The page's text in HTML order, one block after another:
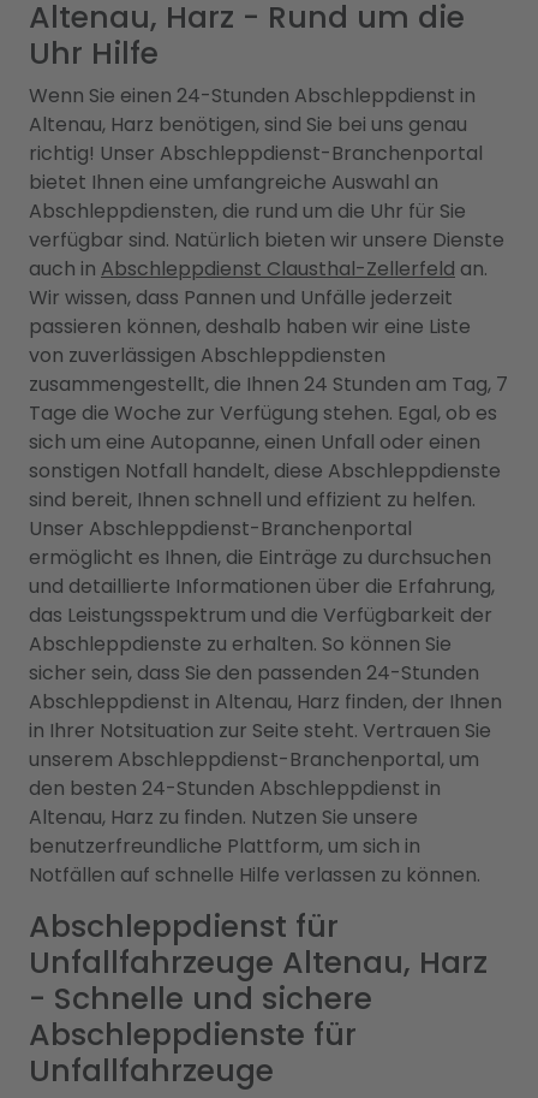
Altenau, Harz - Rund um die
Uhr Hilfe
Wenn Sie einen 24-Stunden Abschleppdienst in
Altenau, Harz benötigen, sind Sie bei uns genau
richtig! Unser Abschleppdienst-Branchenportal
bietet Ihnen eine umfangreiche Auswahl an
Abschleppdiensten, die rund um die Uhr für Sie
verfügbar sind. Natürlich bieten wir unsere Dienste
auch in Abschleppdienst Clausthal-Zellerfeld an.
Wir wissen, dass Pannen und Unfälle jederzeit
passieren können, deshalb haben wir eine Liste
von zuverlässigen Abschleppdiensten
zusammengestellt, die Ihnen 24 Stunden am Tag, 7
Tage die Woche zur Verfügung stehen. Egal, ob es
sich um eine Autopanne, einen Unfall oder einen
sonstigen Notfall handelt, diese Abschleppdienste
sind bereit, Ihnen schnell und effizient zu helfen.
Unser Abschleppdienst-Branchenportal
ermöglicht es Ihnen, die Einträge zu durchsuchen
und detaillierte Informationen über die Erfahrung,
das Leistungsspektrum und die Verfügbarkeit der
Abschleppdienste zu erhalten. So können Sie
sicher sein, dass Sie den passenden 24-Stunden
Abschleppdienst in Altenau, Harz finden, der Ihnen
in Ihrer Notsituation zur Seite steht. Vertrauen Sie
unserem Abschleppdienst-Branchenportal, um
den besten 24-Stunden Abschleppdienst in
Altenau, Harz zu finden. Nutzen Sie unsere
benutzerfreundliche Plattform, um sich in
Notfällen auf schnelle Hilfe verlassen zu können.
Abschleppdienst für
Unfallfahrzeuge Altenau, Harz
- Schnelle und sichere
Abschleppdienste für
Unfallfahrzeuge